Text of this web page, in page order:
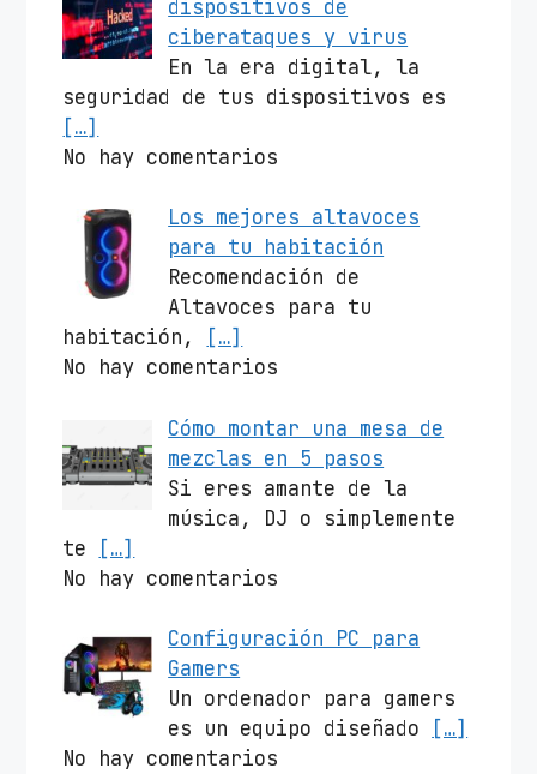
dispositivos de
ciberataques y virus
En la era digital, la
seguridad de tus dispositivos es
[…]
No hay comentarios
Los mejores altavoces
para tu habitación
Recomendación de
Altavoces para tu
habitación,
[…]
No hay comentarios
Cómo montar una mesa de
mezclas en 5 pasos
Si eres amante de la
música, DJ o simplemente
te
[…]
No hay comentarios
Configuración PC para
Gamers
Un ordenador para gamers
es un equipo diseñado
[…]
No hay comentarios